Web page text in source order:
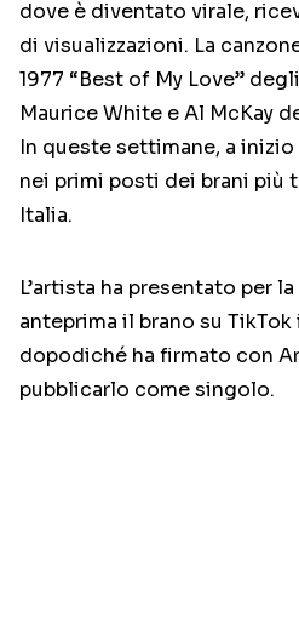
dove è diventato virale,
di visualizzazioni. La
1977 “Best of My Love”
Maurice White e Al McKay
In queste settimane, a
nei primi posti dei brani più
Italia.
L’artista ha presentato per
anteprima il brano su
dopodiché ha firmato con
pubblicarlo come singolo.